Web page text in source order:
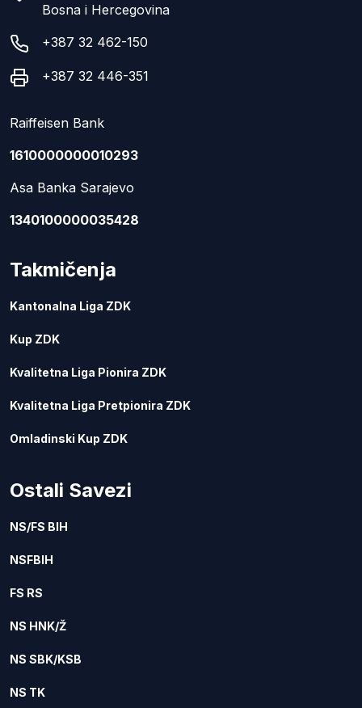
Bosna i Hercegovina
+387 32 462-150
+387 32 446-351
Raiffeisen Bank
1610000000010293
Asa Banka Sarajevo
1340100000035428
Takmičenja
Kantonalna Liga ZDK
Kup ZDK
Kvalitetna Liga Pionira ZDK
Kvalitetna Liga Pretpionira ZDK
Omladinski Kup ZDK
Ostali Savezi
NS/FS BIH
NSFBIH
FS RS
NS HNK/Ž
NS SBK/KSB
NS TK